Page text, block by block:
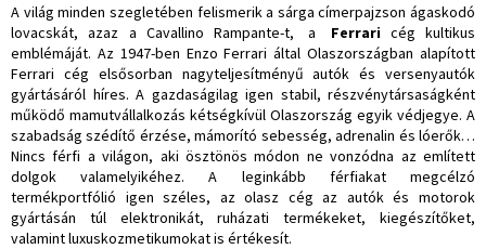
A világ minden szegletében felismerik a sárga címerpajzson ágaskodó
lovacskát, azaz a Cavallino Rampante-t,
a Ferraricég kultikus
emblémáját. Az 1947-ben Enzo Ferrari által Olaszországban alapított
Ferrari cég elsősorban nagyteljesítményű autók és versenyautók
gyártásáról híres. A gazdaságilag igen stabil, részvénytársaságként
működő mamutvállalkozás kétségkívül Olaszország egyik védjegye. A
szabadság szédítő érzése, mámorító sebesség, adrenalin és lóerők…
Nincs férfi a világon, aki ösztönös módon ne vonzódna az említett
dolgok valamelyikéhez. A leginkább férfiakat megcélzó
termékportfólió igen széles, az olasz cég az autók és motorok
gyártásán túl elektronikát, ruházati termékeket, kiegészítőket,
valamint luxuskozmetikumokat is értékesít.